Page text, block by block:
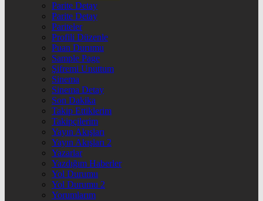
Parite Detay
Parite Detay
Pariteler
Profili Düzenle
Puan Durumu
Sample Page
Şifremi Unuttum
Sinema
Sinema Detay
Son Dakika
Takip Ettiklerim
Takipçilerim
Yayın Akışları
Yayın Akışları 2
Yazarlar
Yazdığım Haberler
Yol Durumu
Yol Durumu 2
Yorumlarım